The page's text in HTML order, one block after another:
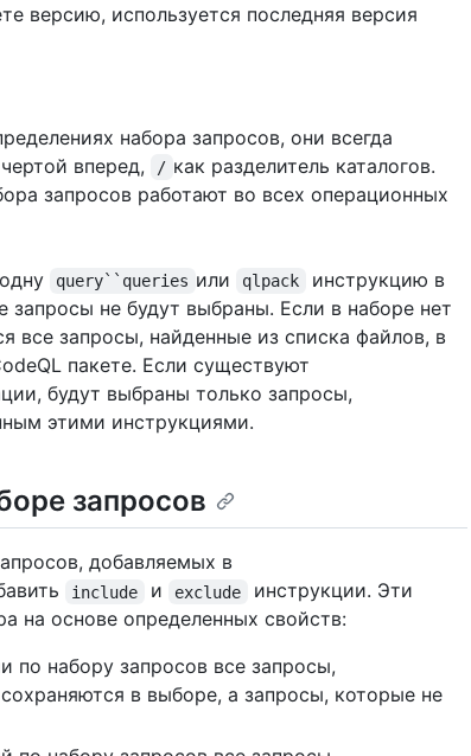
версию, используется последняя версия
набора запросов, они всегда
вперед,
/ как разделитель каталогов.
запросов работают во всех операционных
query``queries или qlpack
инструкцию в
запросы не будут выбраны. Если в наборе нет
все запросы, найденные из списка файлов, в
пакете. Если существуют
будут выбраны только запросы,
этими инструкциями.
запросов
добавляемых в
include и exclude
инструкции. Эти
на основе определенных свойств:
по набору запросов все запросы,
в выборе, а запросы, которые не